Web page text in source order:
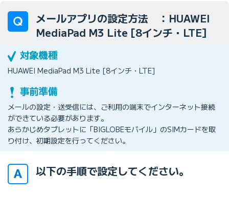
メールアプリの設定方法 ：HUAWEI
MediaPad M3 Lite [8インチ・LTE]
HUAWEI MediaPad M3 Lite [8インチ・LTE]
メールの設定・送受信には、ご利用の端末でインターネット接続
ができている必要があります。
あらかじめタブレットに「BIGLOBEモバイル」のSIMカードを取
り付け、初期設定を行ってください。
以下の手順で設定してください。